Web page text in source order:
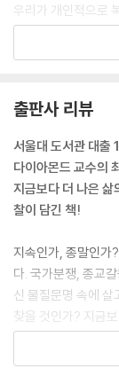
우리가 개인적으로
국가에게 맡기지 않
능하다는 것은 부
족하지 못하기 때문
잃은 내 친구 하나
보냈지만 수십 년이
48
식사를 준비해주었
에 결혼해서 첫 아
게 다루는 것 같았고
국 나는 모르시가
수밖에 없었다. 14
유능한 부모였다
출판사 리뷰
서울대 도서관 대출
다이아몬드 교수의
지금보다 더 나은
찰이 담긴 책!
지속인가, 종말인가
다. 국가분쟁, 종교
신 물질문명 속에 살
찾을 것인가? 지금
어디로 향할 것인가
는 문명대탐구를